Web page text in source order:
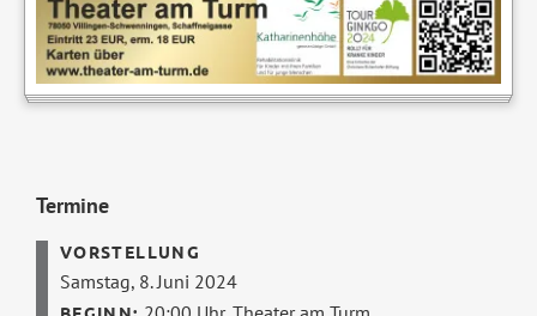
Termine
Samstag, 8. Juni 2024